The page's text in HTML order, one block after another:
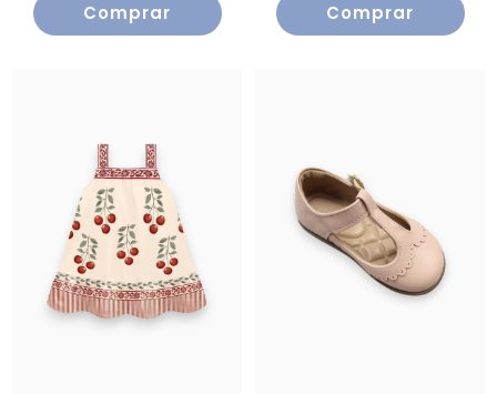
Comprar